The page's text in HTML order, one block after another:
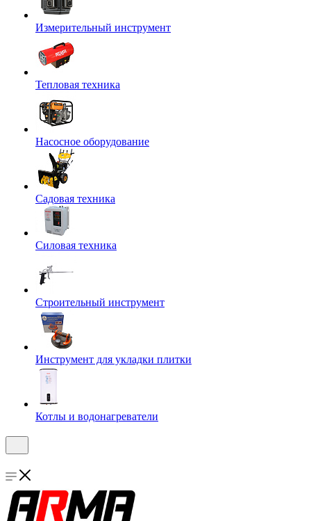
Измерительный инструмент
Тепловая техника
Насосное оборудование
Садовая техника
Силовая техника
Строительный инструмент
Инструмент для укладки плитки
Котлы и водонагреватели